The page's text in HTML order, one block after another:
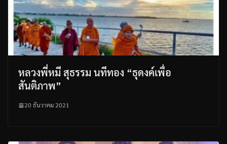
หลวงพี่หมี สุธรรม นทีทอง “ธุดงค์เพื่อ
สันติภาพ”
20 ธันวาคม 2021